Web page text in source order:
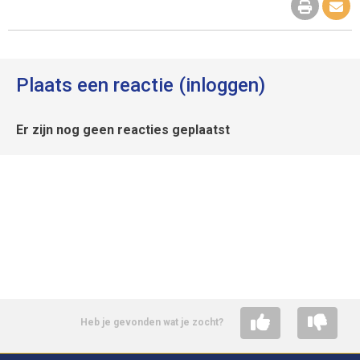
Plaats een reactie (inloggen)
Er zijn nog geen reacties geplaatst
Heb je gevonden wat je zocht?